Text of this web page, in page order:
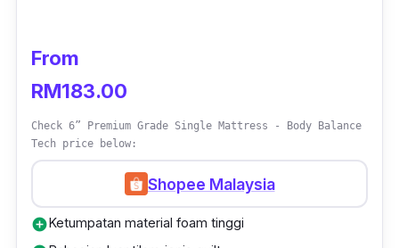
From
RM183.00
Check 6” Premium Grade Single Mattress - Body Balance
Tech price below:
Shopee Malaysia
add_circleKetumpatan material foam tinggi